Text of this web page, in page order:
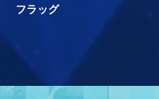
フラッグ